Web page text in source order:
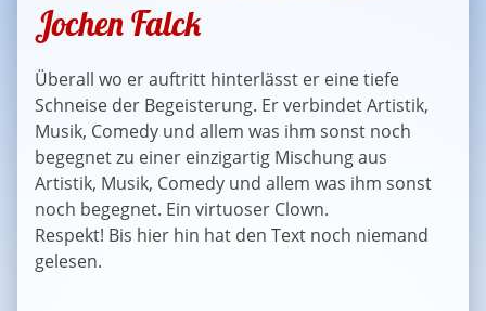
Jochen Falck
Überall wo er auftritt hinterlässt er eine tiefe
Schneise der Begeisterung. Er verbindet Artistik,
Musik, Comedy und allem was ihm sonst noch
begegnet zu einer einzigartig Mischung aus
Artistik, Musik, Comedy und allem was ihm sonst
noch begegnet. Ein virtuoser Clown.
Respekt! Bis hier hin hat den Text noch niemand
gelesen.